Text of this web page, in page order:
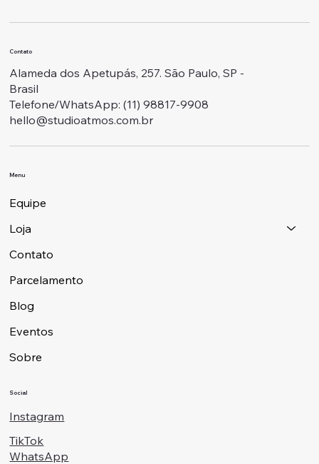
Contato
Alameda dos Apetupás, 257. São Paulo, SP -
Brasil
Telefone/WhatsApp: ‭(11) 98817-9908
hello@studioatmos.com.br
Menu
Equipe
Loja
Contato
Parcelamento
Blog
Eventos
Sobre
Social
Instagram
TikTok
WhatsApp